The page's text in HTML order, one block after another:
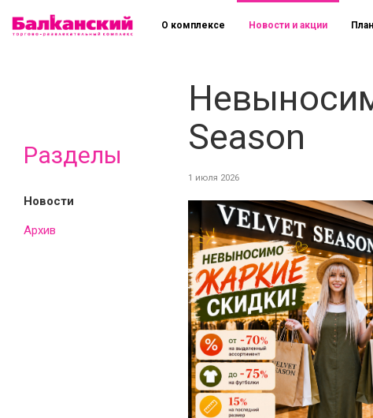
Разделы
Новости
Архив
О комплексе Новости и акции
Season
1 июля 2026